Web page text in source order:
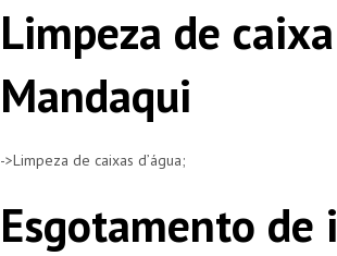
Limpeza de
Mandaqui
->Limpeza de caixas d’água;
Esgotamento de